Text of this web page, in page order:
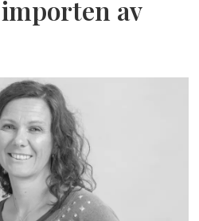
av